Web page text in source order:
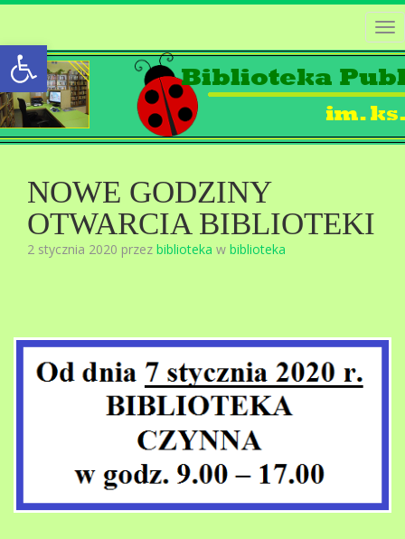
Open toolbar
NOWE GODZINY
OTWARCIA BIBLIOTEKI
2 stycznia 2020 przez biblioteka w biblioteka